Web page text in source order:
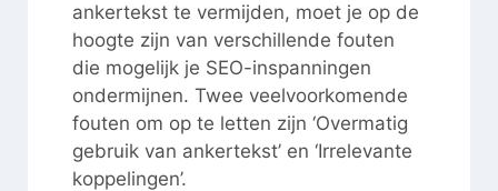
ankertekst te vermijden, moet je op de
hoogte zijn van verschillende fouten
die mogelijk je SEO-inspanningen
ondermijnen. Twee veelvoorkomende
fouten om op te letten zijn ‘Overmatig
gebruik van ankertekst’ en ‘Irrelevante
koppelingen’.